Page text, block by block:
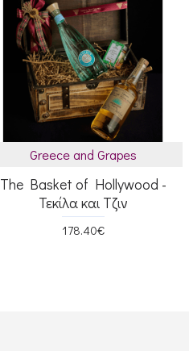
Greece and Grapes
The Basket of Hollywood -
Τεκίλα και Τζιν
178.40€